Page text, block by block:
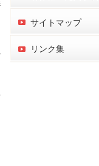
サイトマップ
リンク集